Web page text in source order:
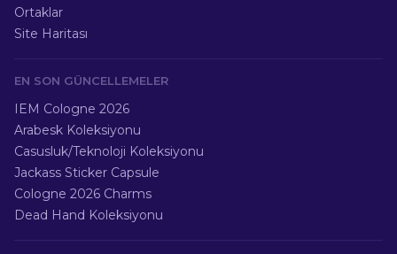
Ortaklar
Site Haritası
EN SON GÜNCELLEMELER
IEM Cologne 2026
Arabesk Koleksiyonu
Casusluk/Teknoloji Koleksiyonu
Jackass Sticker Capsule
Cologne 2026 Charms
Dead Hand Koleksiyonu